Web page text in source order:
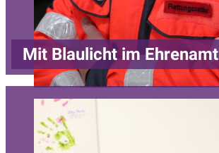
Mit Blaulicht im Ehrenamt